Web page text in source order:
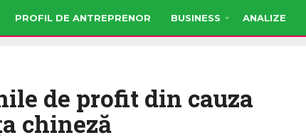
PROFIL DE ANTREPRENOR BUSINESS ANALIZE
de profit din cauza
chineză